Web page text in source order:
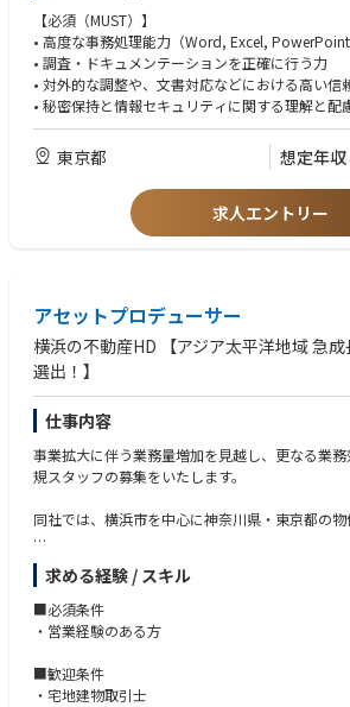
■業務内容
• 事業戦略資料・業界調査レポート等の作成補助
• アライアンス契約、覚書、NDA等に関するドラ
• スケジュール管理、ステークホルダー連携、議
• 各種審査・稟議書類の整備、社内プロセスの支
• 官公庁・自治体・外部パートナーとの折衝資料整
• その他、プロジェクトの戦略支援・実務補助全
【必須（MUST）】
• 高度な事務処理能力（Word, Excel, PowerPoint
• 調査・ドキュメンテーションを正確に行う力
• 対外的な調整や、文書対応などにおける高い信
• 秘密保持と情報セキュリティに関する理解と配
【歓迎（WANT）】
• 法務部門・コンサルティング・専門職事務所で
• パラリーガル、役員秘書、弁護士アシスタント
• 契約書・覚書・英文資料の扱いに慣れている方
• 英語文書の読解力・簡単なビジネスメール応対
東京都 想定年収
求人エントリー
アセットプロデューサー
横浜の不動産HD 【アジア太平洋地域 急
選出！】
仕事内容
事業拡大に伴う業務量増加を見越し、更なる業
規スタッフの募集をいたします。
同社では、横浜市を中心に神奈川県・東京都の物
【業務内容】
営業社員の方々が仕入れた土地に対する建売住宅
ョンにおいて、
解体～商品化までを一気通貫でご担当いただける
求める経験 / スキル
■必須条件
・営業経験のある方
■歓迎条件
・宅地建物取引士